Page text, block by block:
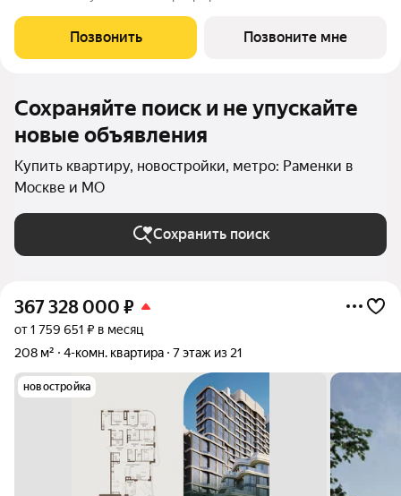
кв. 2029 года. Высота потолка до 3.65 метра в квартирах и до
4,5 м в
Позвонить Позвоните мне
Сохраняйте поиск и не упускайте
новые объявления
Купить квартиру, новостройки, метро: Раменки в
Москве и МО
Сохранить поиск
367 328 000 ₽
от 1 759 651 ₽ в месяц
208 м²
4-комн. квартира 7 этаж из 21
новостройка